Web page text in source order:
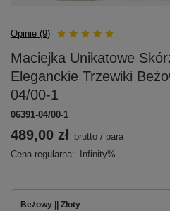
Opinie (9)
Maciejka Unikatowe
Eleganckie Trzewiki
04/00-1
06391-04/00-1
489,00 zł brutto / para
Cena regularna:
Infinity%
Beżowy || Złoty